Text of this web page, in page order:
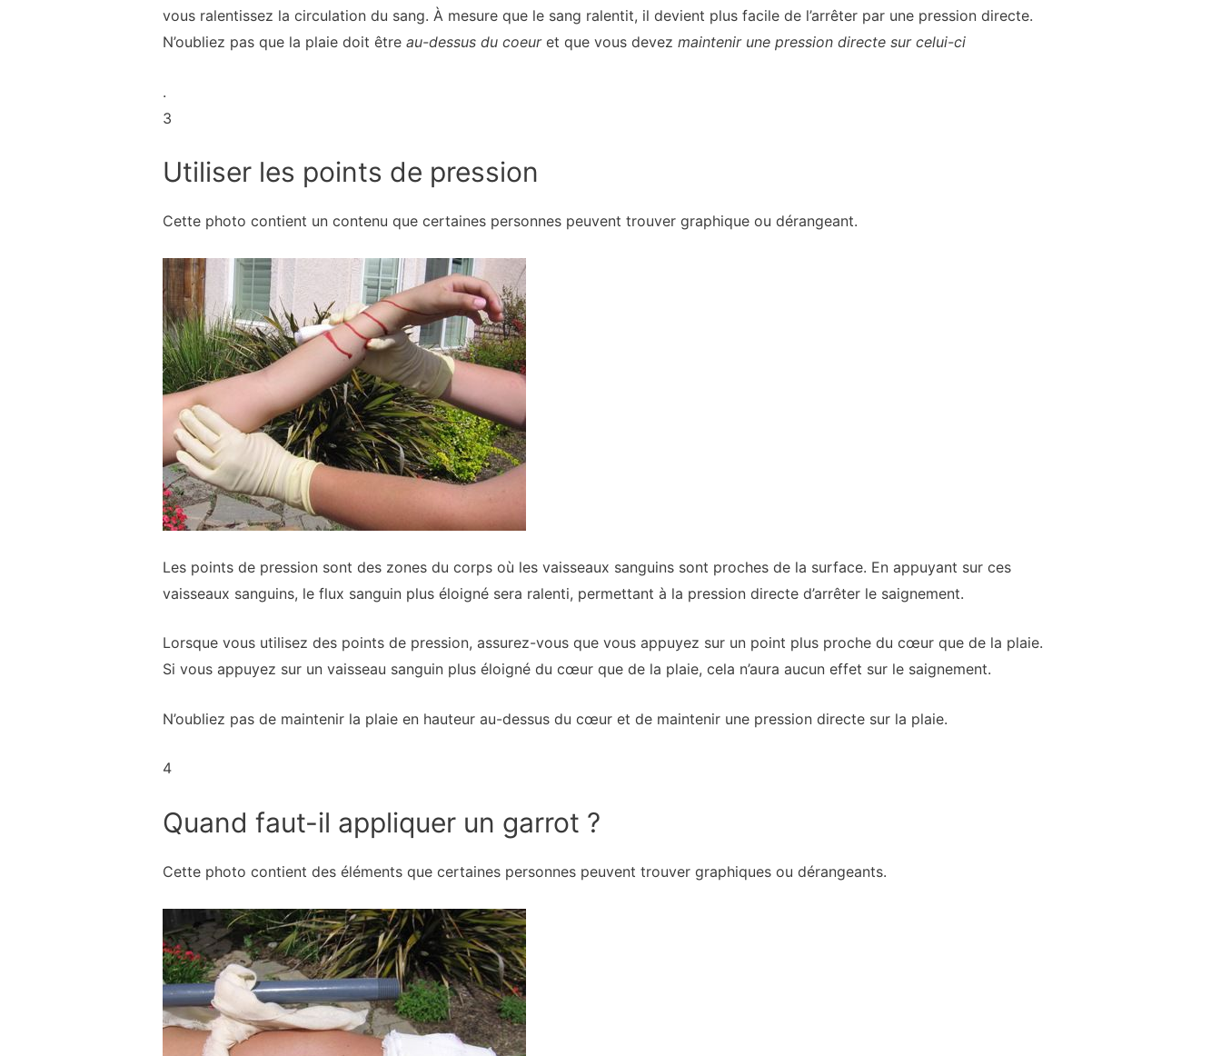
vous ralentissez la circulation du sang. À mesure que le sang ralentit, il devient plus facile de l’arrêter par une pression directe.
N’oubliez pas que la plaie doit être au-dessus du coeuret que vous devez maintenir une pression directe sur celui-ci
.
3
Utiliser les points de pression
Cette photo contient un contenu que certaines personnes peuvent trouver graphique ou dérangeant.
Les points de pression sont des zones du corps où les vaisseaux sanguins sont proches de la surface. En appuyant sur ces
vaisseaux sanguins, le flux sanguin plus éloigné sera ralenti, permettant à la pression directe d’arrêter le saignement.
Lorsque vous utilisez des points de pression, assurez-vous que vous appuyez sur un point plus proche du cœur que de la plaie.
Si vous appuyez sur un vaisseau sanguin plus éloigné du cœur que de la plaie, cela n’aura aucun effet sur le saignement.
N’oubliez pas de maintenir la plaie en hauteur au-dessus du cœur et de maintenir une pression directe sur la plaie.
4
Quand faut-il appliquer un garrot ?
Cette photo contient des éléments que certaines personnes peuvent trouver graphiques ou dérangeants.